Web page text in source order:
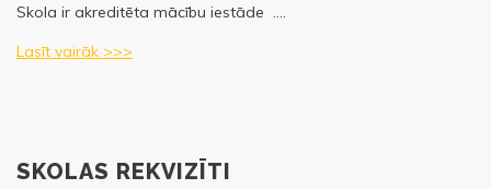
Skola ir akreditēta mācību iestāde ….
Lasīt vairāk >>>
SKOLAS REKVIZĪTI